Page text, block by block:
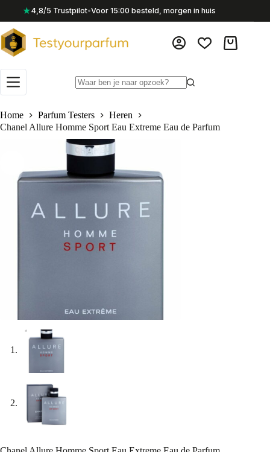
inhoud
★4,8/5 Trustpilot•Voor 15:00 besteld, morgen in huis
Home
Parfum Testers
Heren
Chanel Allure Homme Sport Eau Extreme Eau de Parfum